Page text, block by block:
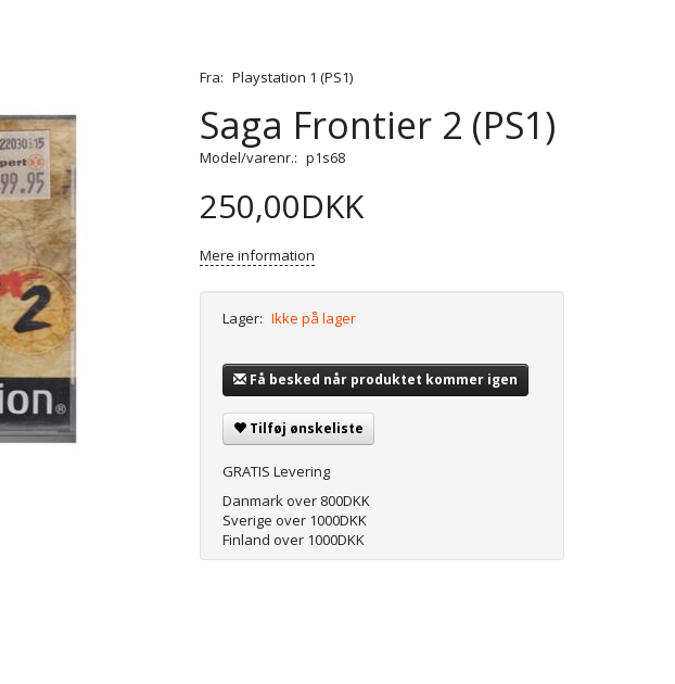
Fra: Playstation 1 (PS1)
Saga Frontier 2 (PS1)
Model/varenr.: p1s68
250,00DKK
Mere information
Lager: Ikke på lager
Få besked når produktet kommer igen
Tilføj ønskeliste
GRATIS Levering
Danmark over 800DKK
Sverige over 1000DKK
Finland over 1000DKK